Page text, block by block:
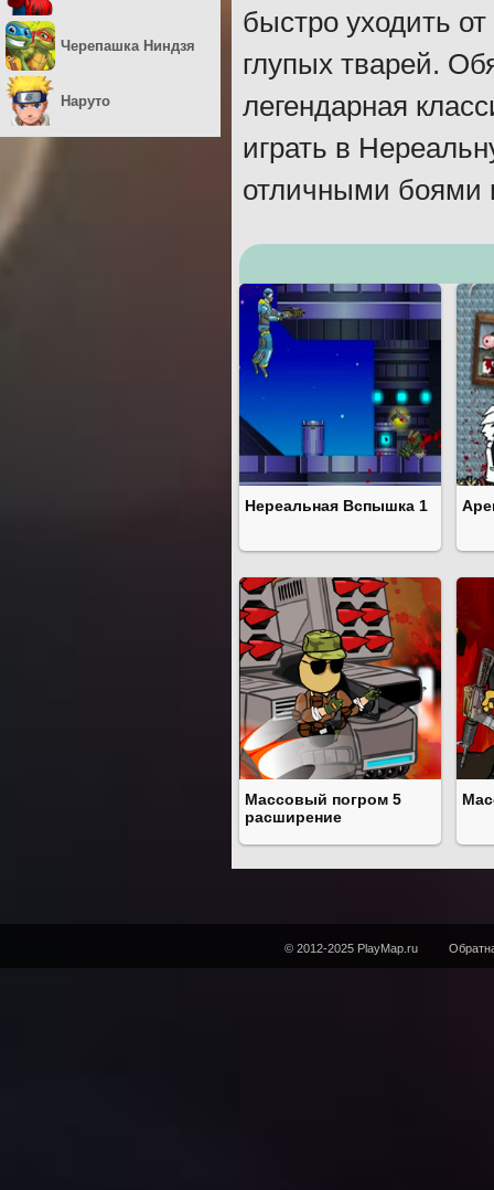
быстро уходить
глупых тварей.
легендарная
играть в
отличными боями
Нереальная Вспышка 1
Массовый погром 5
расширение
Черепашка Ниндзя
Наруто
© 2012-2025 PlayMap.ru